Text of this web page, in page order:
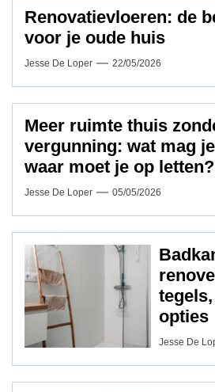
Renovatievloeren: de
voor je oude huis
Jesse De Loper 22/05/2026
Meer ruimte thuis
vergunning: wat mag
waar moet je op letten?
Jesse De Loper 05/05/2026
opties
Jesse De